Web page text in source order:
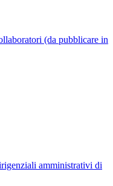
(da pubblicare in
amministrativi di